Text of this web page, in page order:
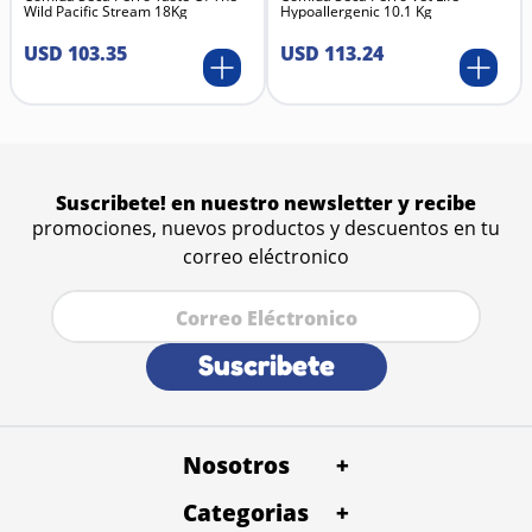
Maíz
Gluten de maíz
Harina de maíz
Pulpa de remolacha
Grasas animales
palatabilidad)
Extracto de levaduras (fuente de prebióticos)
Minerales y vitaminas
Wild Pacific Stream 18Kg
USD 103.35
Hypoallergenic 10.1 Kg
USD 113.24
Suscribete! en nuestro newsletter y recibe
promociones, nuevos productos y descuentos en tu
correo eléctronico
Suscribete
Nosotros
+
Quienes Somos
Categorias
+